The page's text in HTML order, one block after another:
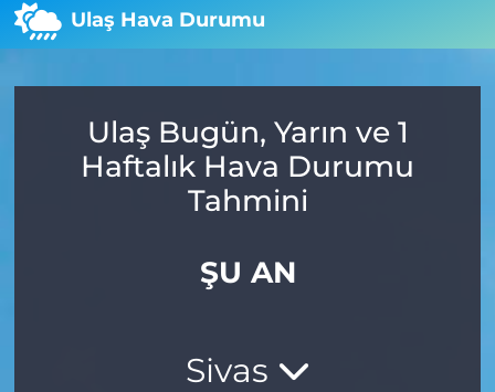
Ulaş Hava Durumu
Ulaş Bugün, Yarın ve 1
Haftalık Hava Durumu
Tahmini
ŞU AN
Sivas
Haber
Manşet
Tekirdağ Trafik Yoğunluk Haritası
Tüm Manşetler
Son Dakika Haberleri